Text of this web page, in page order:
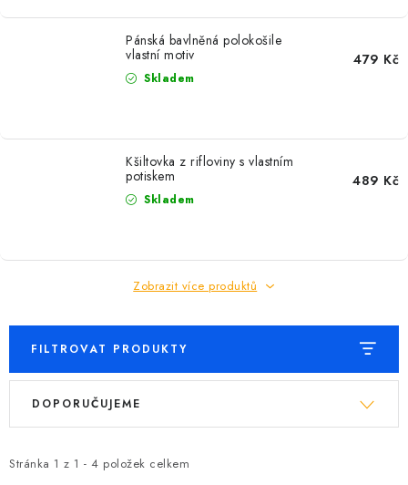
Pánská bavlněná polokošile
vlastní motiv
Skladem
479 Kč
Kšiltovka z rifloviny s vlastním
potiskem
Skladem
489 Kč
Zobrazit více produktů
FILTROVAT PRODUKTY
V
i
Stránka 1 z 1 - 4 položek celkem
Ř
e
DOPORUČUJEME